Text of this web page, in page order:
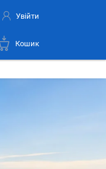
Увійти
Кошик